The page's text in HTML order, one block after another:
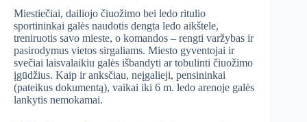
Miestiečiai, dailiojo čiuožimo bei ledo ritulio
sportininkai galės naudotis dengta ledo aikštele,
treniruotis savo mieste, o komandos – rengti varžybas ir
pasirodymus vietos sirgaliams. Miesto gyventojai ir
svečiai laisvalaikiu galės išbandyti ar tobulinti čiuožimo
įgūdžius. Kaip ir anksčiau, neįgalieji, pensininkai
(pateikus dokumentą), vaikai iki 6 m. ledo arenoje galės
lankytis nemokamai.